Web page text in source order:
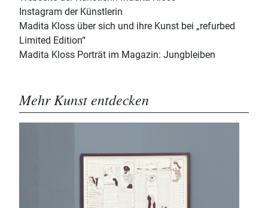
Instagram der Künstlerin
Madita Kloss über sich und ihre Kunst bei „refurbed
Limited Edition“
Madita Kloss Porträt im Magazin: Jungbleiben
Mehr Kunst entdecken